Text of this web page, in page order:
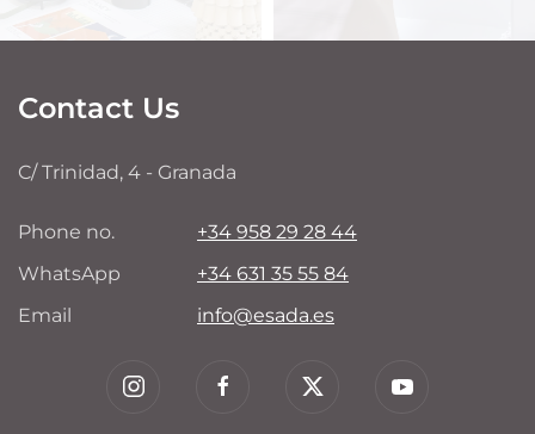
Contact Us
C/ Trinidad, 4 - Granada
Phone no.
+34 958 29 28 44
WhatsApp
+34 631 35 55 84
Email
info@esada.es